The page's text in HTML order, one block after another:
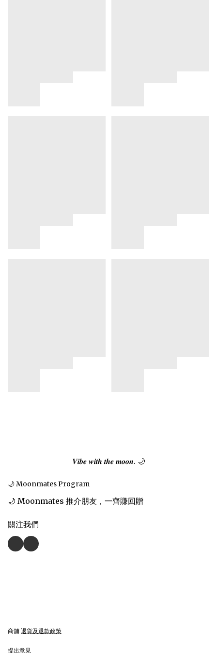
𝑽𝒊𝒃𝒆 𝒘𝒊𝒕𝒉 𝒕𝒉𝒆 𝒎𝒐𝒐𝒏. 🌙
🌙 Moonmates Program
🌙 Moonmates 推介朋友，一齊賺回贈
關注我們
商舖 退貨及退款政策
提出意見